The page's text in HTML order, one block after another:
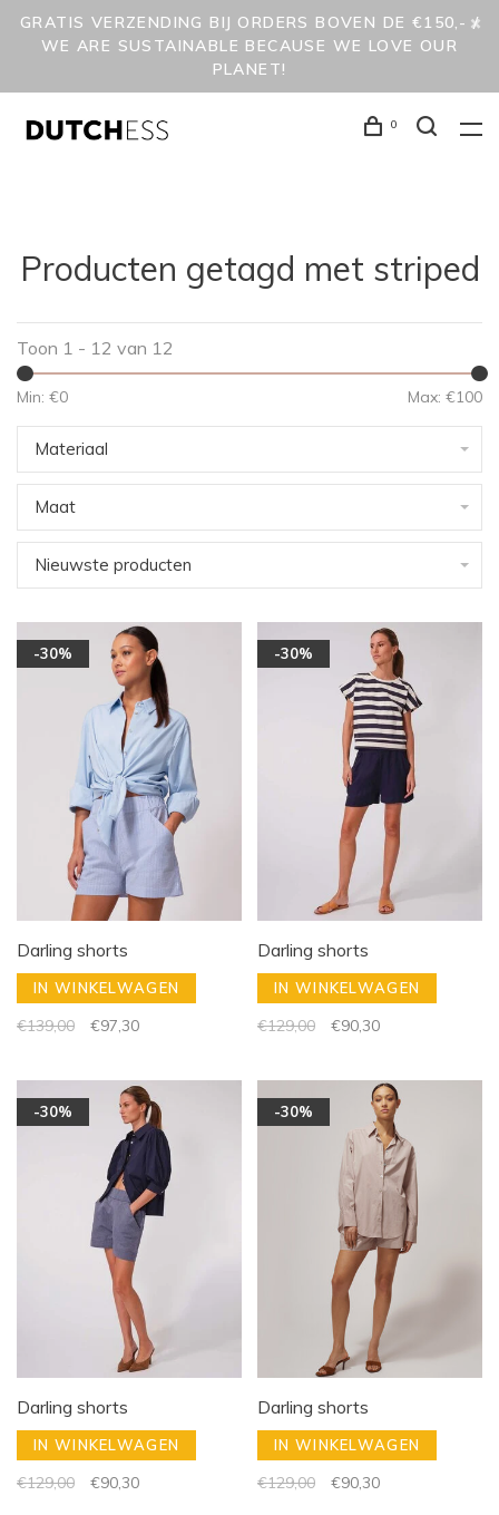
GRATIS VERZENDING BIJ ORDERS BOVEN DE €150,- /
WE ARE SUSTAINABLE BECAUSE WE LOVE OUR
PLANET!
0
Producten getagd met striped
Toon 1 - 12 van 12
Min: €0 Max: €100
Materiaal
Maat
Nieuwste producten
-30%
Darling shorts
IN WINKELWAGEN
€139,00 €97,30
-30%
Darling shorts
IN WINKELWAGEN
€129,00 €90,30
-30%
Darling shorts
IN WINKELWAGEN
€129,00 €90,30
-30%
Darling shorts
IN WINKELWAGEN
€129,00 €90,30